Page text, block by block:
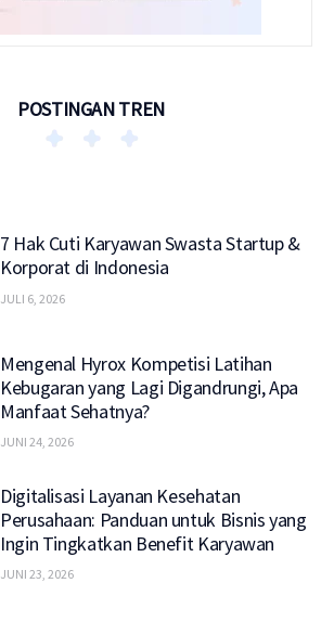
POSTINGAN TREN
7 Hak Cuti Karyawan Swasta Startup &
Korporat di Indonesia
JULI 6, 2026
Mengenal Hyrox Kompetisi Latihan
Kebugaran yang Lagi Digandrungi, Apa
Manfaat Sehatnya?
JUNI 24, 2026
Digitalisasi Layanan Kesehatan
Perusahaan: Panduan untuk Bisnis yang
Ingin Tingkatkan Benefit Karyawan
JUNI 23, 2026